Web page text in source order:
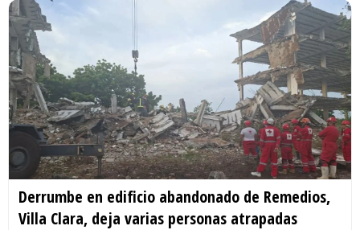
Derrumbe en edificio abandonado de Remedios,
Villa Clara, deja varias personas atrapadas